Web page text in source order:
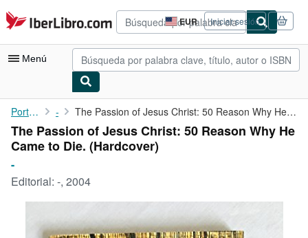
Pasar al contenido principal
IberLibro.com EUR
Preferencias
de
compra
del
Iniciar sesión
Menú
Mi cuenta
Consultar mis pedidos
Colecciones
Arte y coleccionismo
Portada - The Passion of Jesus Christ: 50 Reason Why He Came to Die.
The Passion of Jesus Christ: 50 Reason Why He
Came to Die. (Hardcover)
-
Editorial: -, 2004